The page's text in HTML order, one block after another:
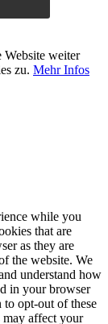
Website weiter
zu. Mehr Infos
while you
that are
as they are
the website. We
understand how
in your browser
opt-out of these
may affect your